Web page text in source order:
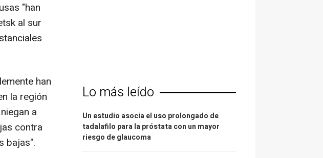
"han
al sur
han
la región
a
contra
bajas".
Lo más leído
Un estudio asocia el uso prolongado de
tadalafilo para la próstata con un mayor
riesgo de glaucoma